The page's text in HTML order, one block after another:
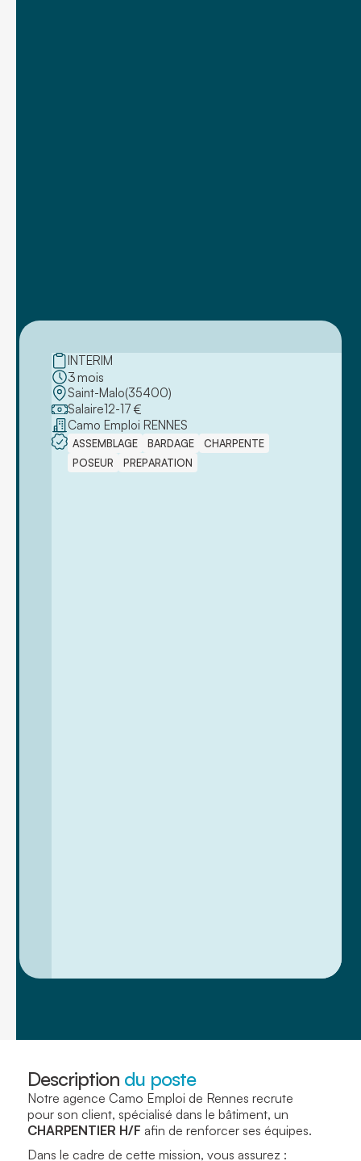
INTERIM
3mois
Saint-Malo(35400)
Salaire12-17 €
Camo Emploi RENNES
ASSEMBLAGE BARDAGE
CHARPENTE
POSEUR
PREPARATION
Description du poste
Notre agence Camo Emploi de Rennes recrute
pour son client, spécialisé dans le bâtiment, un
CHARPENTIER H/F afin de renforcer ses équipes.
Dans le cadre de cette mission, vous assurez :